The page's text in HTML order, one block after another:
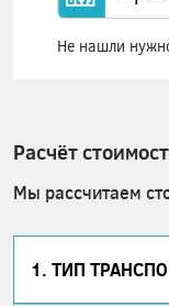
Не нашли
Расчёт
Мы рассчитаем
1. ТИП